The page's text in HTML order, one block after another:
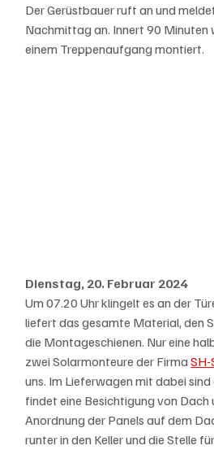
Der Gerüstbauer ruft an und
Nachmittag an. Innert 90 Minuten
einem Treppenaufgang montiert.
Dienstag, 20. Februar 2024
Um 07.20 Uhr klingelt es an der
liefert das gesamte Material, den
die Montageschienen. Nur eine
zwei Solarmonteure der Firma
uns. Im Lieferwagen mit dabei sind
findet eine Besichtigung von Dach
Anordnung der Panels auf dem
runter in den Keller und die Stelle